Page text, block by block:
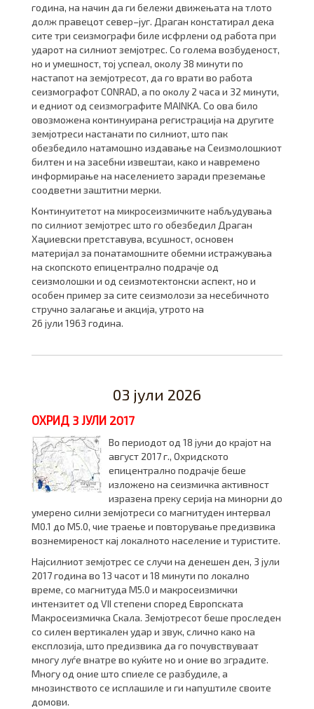
година, на начин да ги бележи движењата на тлото
долж правецот север–југ. Драган констатирал дека
сите три сеизмографи биле исфрлени од работа при
ударот на силниот земјотрес. Со голема возбуденост,
но и умешност, тој успеал, околу 38 минути по
настапот на земјотресот, да го врати во работа
сеизмографот CONRAD, а по околу 2 часа и 32 минути,
и едниот од сеизмографите MAINKA. Со ова било
овозможена континуирана регистрација на другите
земјотреси настанати по силниот, што пак
обезбедило натамошно издавање на Сеизмолошкиот
билтен и на засебни извештаи, како и навремено
информирање на населението заради пре­зе­мање
соодветни заштитни мерки.
Континуитетот на микросе­из­мичките набљудувања
по силниот земјотрес што го обезбедил Драган
Хаџиевски претставува, всушност, основен
материјал за понатамошните обемни истражувања
на скопското епицентрално подрачје од
сеизмолошки и од сеизмотектонски аспект, но и
особен пример за сите сеизмолози за несебичното
стручно залагање и акција, утрото на
26 јули 1963 година.
03 јули 2026
ОХРИД 3 ЈУЛИ 2017
Во периодот од 18 јуни до крајот на
август 2017 г., Охридското
епицентрално подрачје беше
изложено на сеизмичка активност
изразена преку серија на минорни до
умерено силни земјотреси со магнитуден интервал
M0.1 до M5.0, чие траење и повторување предизвика
вознемиреност кај локалното население и туристите.
Најсилниот земјотрес се случи на денешен ден, 3 јули
2017 година во 13 часот и 18 минути по локално
време, со магнитуда М5.0 и макросеизмички
интензитет од VII степени според Европската
Макросеизмичка Скала. Земјотресот беше проследен
со силен вертикален удар и звук, слично како на
експлозија, што предизвика да го почувствуваат
многу луѓе внатре во куќите но и оние во зградите.
Многу од оние што спиеле се разбудиле, а
мнозинството се исплашиле и ги напуштиле своите
домови.